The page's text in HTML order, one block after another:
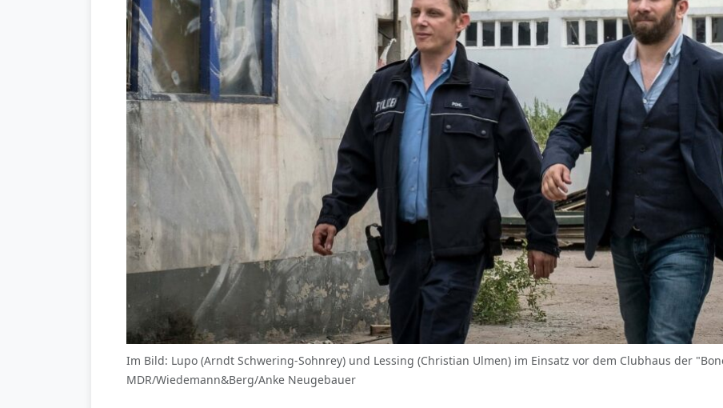
Im Bild: Lupo (Arndt Schwering-Sohnrey) und Lessing (Christian Ulmen) im Einsatz vor dem Clubhaus der
MDR/Wiedemann&Berg/Anke Neugebauer